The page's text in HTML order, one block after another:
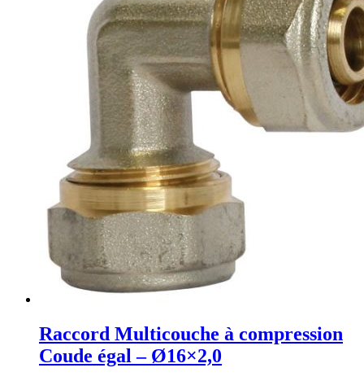
Raccord Multicouche à compression
Coude égal – Ø16×2,0